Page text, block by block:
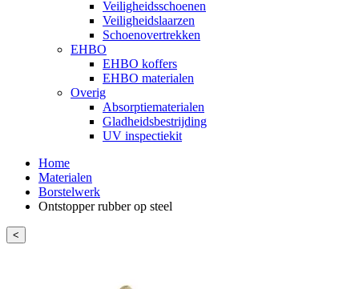
Veiligheidsschoenen
Veiligheidslaarzen
Schoenovertrekken
EHBO
EHBO koffers
EHBO materialen
Overig
Absorptiematerialen
Gladheidsbestrijding
UV inspectiekit
Home
Materialen
Borstelwerk
Ontstopper rubber op steel
<